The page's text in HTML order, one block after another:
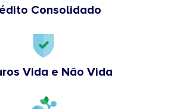
Consolidado
Vida e Não Vida